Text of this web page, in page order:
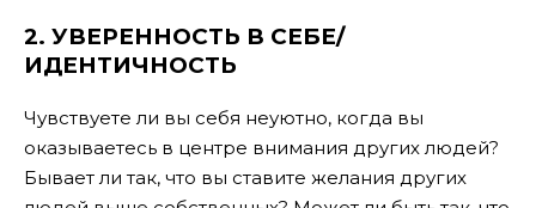
2. УВЕРЕННОСТЬ В СЕБЕ/
ИДЕНТИЧНОСТЬ
Чувствуете ли вы себя неуютно, когда вы
оказываетесь в центре внимания других людей?
Бывает ли так, что вы ставите желания других